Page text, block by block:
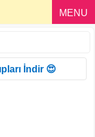
MENU
İndir 😍